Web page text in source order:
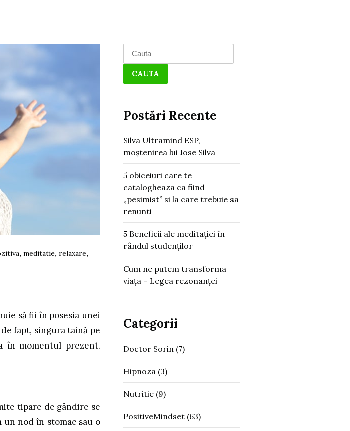
, meditatie, relaxare,
să fii în posesia unei
fapt, singura taină pe
în momentul prezent.
tipare de gândire se
nod în stomac sau o
Search
for:
Postări Recente
Silva Ultramind ESP,
moștenirea lui Jose Silva
5 obiceiuri care te
catalogheaza ca fiind
„pesimist” si la care trebuie sa
renunti
5 Beneficii ale meditației în
rândul studenților
Cum ne putem transforma
viața – Legea rezonanței
Categorii
Doctor Sorin (7)
Hipnoza (3)
Nutritie (9)
PositiveMindset (63)